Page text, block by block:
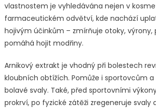
vlastnostem je vyhledávána nejen v
farmaceutickém odvětví, kde nachází
hojivým účinkům – zmírňuje otoky, výrony,
pomáhá hojit modřiny.
Arnikový extrakt je vhodný při bolestech
kloubních obtížích. Pomůže i sportovcům
bolavé svaly. Také, před sportovními
prokrví, po fyzické zátěži zregeneruje svaly